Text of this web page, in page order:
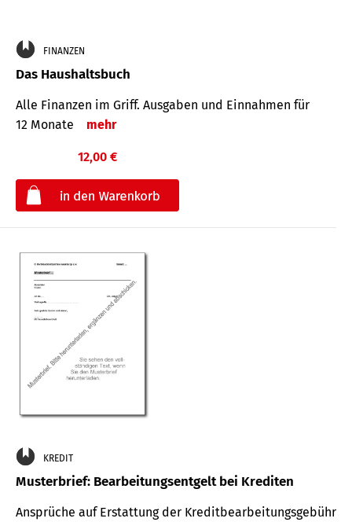
FINANZEN
Das Haushaltsbuch
Alle Finanzen im Griff. Aus­gaben und Ein­nahmen für
12 Monate
mehr
12,00 €
KREDIT
Musterbrief: Bearbeitungsentgelt bei Krediten
Ansprüche auf Erstattung der Kreditbearbeitungsgebühr